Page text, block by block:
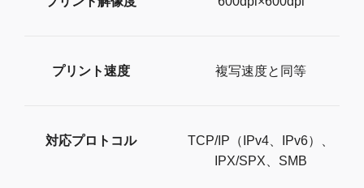
プリント速度 複写速度と同等
対応プロトコル
TCP/IP（IPv4、IPv6）、
IPX/SPX、SMB